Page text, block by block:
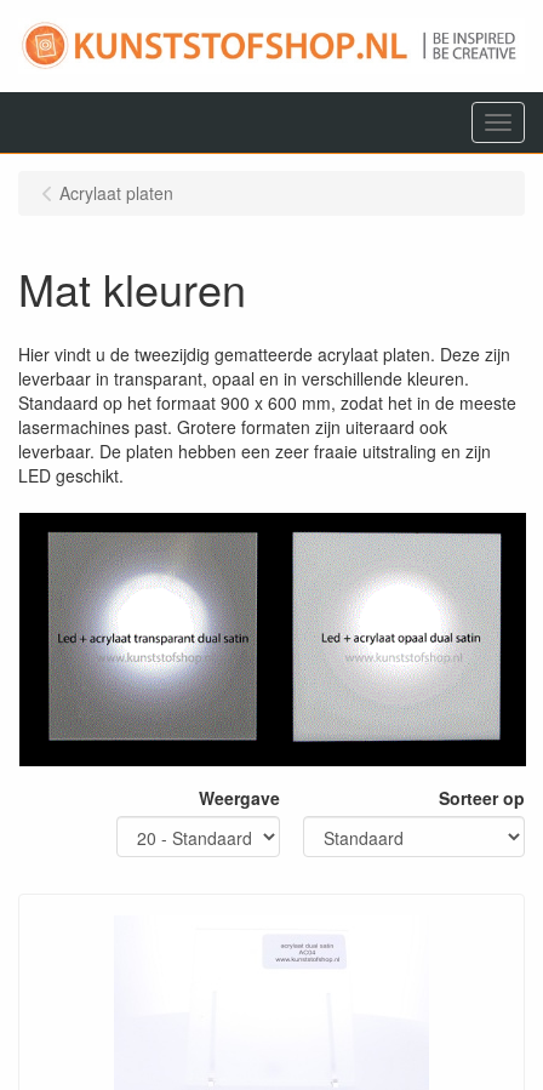
Menu
Acrylaat platen
Mat kleuren
Hier vindt u de tweezijdig gematteerde acrylaat platen. Deze zijn
leverbaar in transparant, opaal en in verschillende kleuren.
Standaard op het formaat 900 x 600 mm, zodat het in de meeste
lasermachines past. Grotere formaten zijn uiteraard ook
leverbaar. De platen hebben een zeer fraaie uitstraling en zijn
LED geschikt.
Weergave Sorteer op